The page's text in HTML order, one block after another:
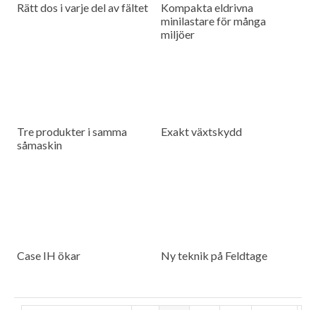
Rätt dos i varje del av fältet
Kompakta eldrivna
minilastare för många
miljöer
Tre produkter i samma
såmaskin
Exakt växtskydd
Case IH ökar Ny teknik på Feldtage